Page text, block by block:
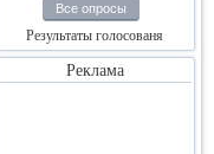
Все опросы
Результаты голосованя
Реклама